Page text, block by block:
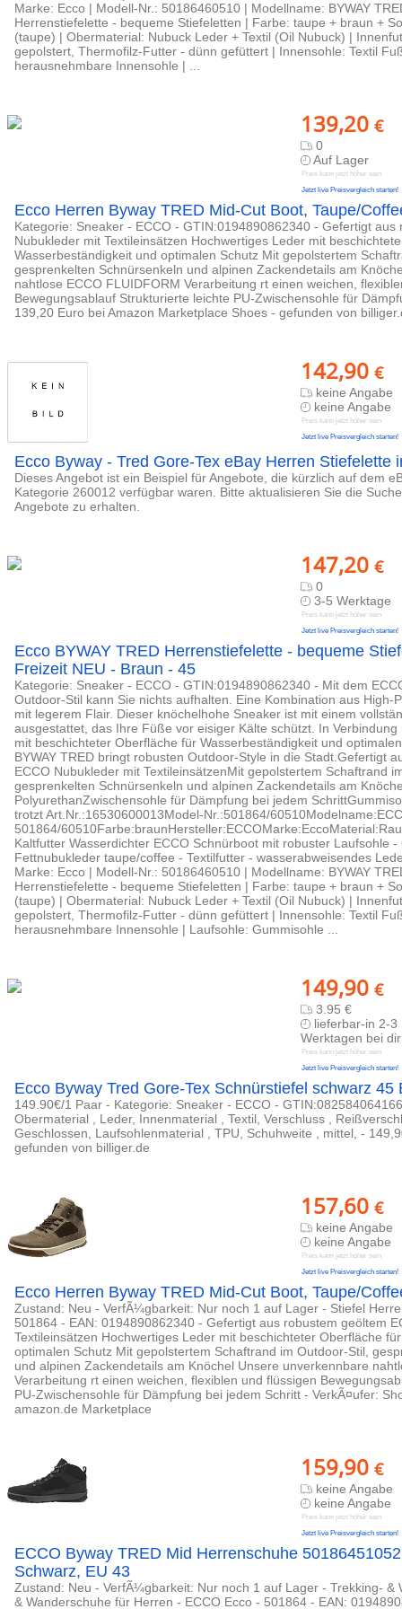
Marke: Ecco | Modell-Nr.: 50186460510 | Modellname: BYWAY
Herrenstiefelette - bequeme Stiefeletten | Farbe: taupe + braun +
(taupe) | Obermaterial: Nubuck Leder + Textil (Oil Nubuck) |
gepolstert, Thermofilz-Futter - dünn gefüttert | Innensohle: Textil
herausnehmbare Innensohle | ...
139,20 €
0
Auf Lager
Preis kann jetzt höher sein
Jetzt live Preisvergleich starten!
Ecco Herren Byway TRED Mid-Cut Boot, Taupe/
Kategorie: Sneaker - ECCO - GTIN:0194890862340 - Gefertigt aus
Nubukleder mit Textileinsätzen Hochwertiges Leder mit
Wasserbeständigkeit und optimalen Schutz Mit gepolstertem
gesprenkelten Schnürsenkeln und alpinen Zackendetails am
nahtlose ECCO FLUIDFORM Verarbeitung rt einen weichen,
Bewegungsablauf Strukturierte leichte PU-Zwischensohle für
139,20 Euro bei Amazon Marketplace Shoes - gefunden von
142,90 €
keine Angabe
keine Angabe
Preis kann jetzt höher sein
Jetzt live Preisvergleich starten!
Ecco Byway - Tred Gore-Tex eBay Herren Stiefelette
Dieses Angebot ist ein Beispiel für Angebote, die kürzlich auf dem
Kategorie 260012 verfügbar waren. Bitte aktualisieren Sie die
Angebote zu erhalten.
147,20 €
0
3-5 Werktage
Preis kann jetzt höher sein
Jetzt live Preisvergleich starten!
Ecco BYWAY TRED Herrenstiefelette - bequeme
Freizeit NEU - Braun - 45
Kategorie: Sneaker - ECCO - GTIN:0194890862340 - Mit dem
Outdoor-Stil kann Sie nichts aufhalten. Eine Kombination aus High-
mit legerem Flair. Dieser knöchelhohe Sneaker ist mit einem
ausgestattet, das Ihre Füße vor eisiger Kälte schützt. In
mit beschichteter Oberfläche für Wasserbeständigkeit und
BYWAY TRED bringt robusten Outdoor-Style in die Stadt.Gefertigt
ECCO Nubukleder mit TextileinsätzenMit gepolstertem Schaftrand
gesprenkelten Schnürsenkeln und alpinen Zackendetails am
PolyurethanZwischensohle für Dämpfung bei jedem
trotzt Art.Nr.:16530600013Model-Nr.:501864/
501864/
Kaltfutter Wasserdichter ECCO Schnürboot mit robuster Laufsohle
Fettnubukleder taupe/coffee - Textilfutter - wasserabweisendes
Marke: Ecco | Modell-Nr.: 50186460510 | Modellname: BYWAY
Herrenstiefelette - bequeme Stiefeletten | Farbe: taupe + braun +
(taupe) | Obermaterial: Nubuck Leder + Textil (Oil Nubuck) |
gepolstert, Thermofilz-Futter - dünn gefüttert | Innensohle: Textil
herausnehmbare Innensohle | Laufsohle: Gummisohle ...
149,90 €
3.95 €
lieferbar-in 2-3
Werktagen bei dir
Preis kann jetzt höher sein
Jetzt live Preisvergleich starten!
Ecco Byway Tred Gore-Tex Schnürstiefel schwarz 45
149.90€/1 Paar - Kategorie: Sneaker - ECCO -
Obermaterial , Leder, Innenmaterial , Textil, Verschluss ,
Geschlossen, Laufsohlenmaterial , TPU, Schuhweite , mittel, -
gefunden von billiger.de
157,60 €
keine Angabe
keine Angabe
Preis kann jetzt höher sein
Jetzt live Preisvergleich starten!
Ecco Herren Byway TRED Mid-Cut Boot, Taupe/
Zustand: Neu - VerfÃ¼gbarkeit: Nur noch 1 auf Lager - Stiefel
501864 - EAN: 0194890862340 - Gefertigt aus robustem geöltem
Textileinsätzen Hochwertiges Leder mit beschichteter Oberfläche
optimalen Schutz Mit gepolstertem Schaftrand im Outdoor-Stil,
und alpinen Zackendetails am Knöchel Unsere unverkennbare
Verarbeitung rt einen weichen, flexiblen und flüssigen
PU-Zwischensohle für Dämpfung bei jedem Schritt - VerkÃ¤ufer:
amazon.de Marketplace
159,90 €
keine Angabe
keine Angabe
Preis kann jetzt höher sein
Jetzt live Preisvergleich starten!
ECCO Byway TRED Mid Herrenschuhe
Schwarz, EU 43
Zustand: Neu - VerfÃ¼gbarkeit: Nur noch 1 auf Lager - Trekking- &
& Wanderschuhe für Herren - ECCO Ecco - 501864 - EAN: